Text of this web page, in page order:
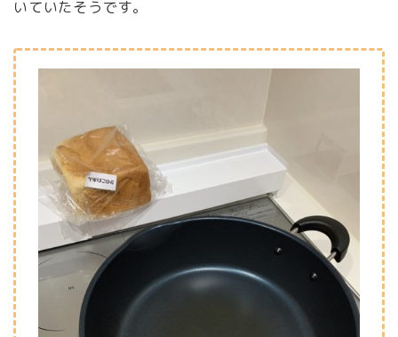
いていたそうです。